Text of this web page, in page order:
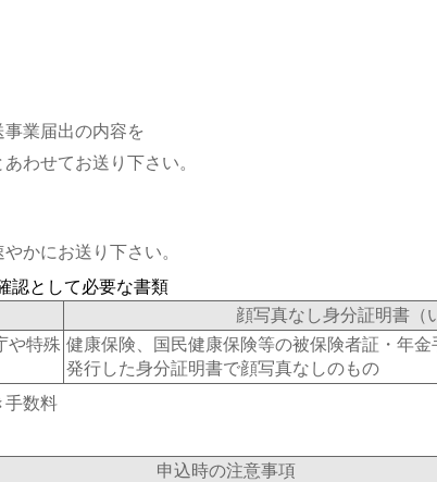
業届出の内容を
わせてお送り下さい。
かにお送り下さい。
認として必要な書類
顔写真なし身分証明書（
や特殊 健康保険、国民健康保険等の被保険者証・年
発行した身分証明書で顔写真なしのもの
手数料
申込時の注意事項